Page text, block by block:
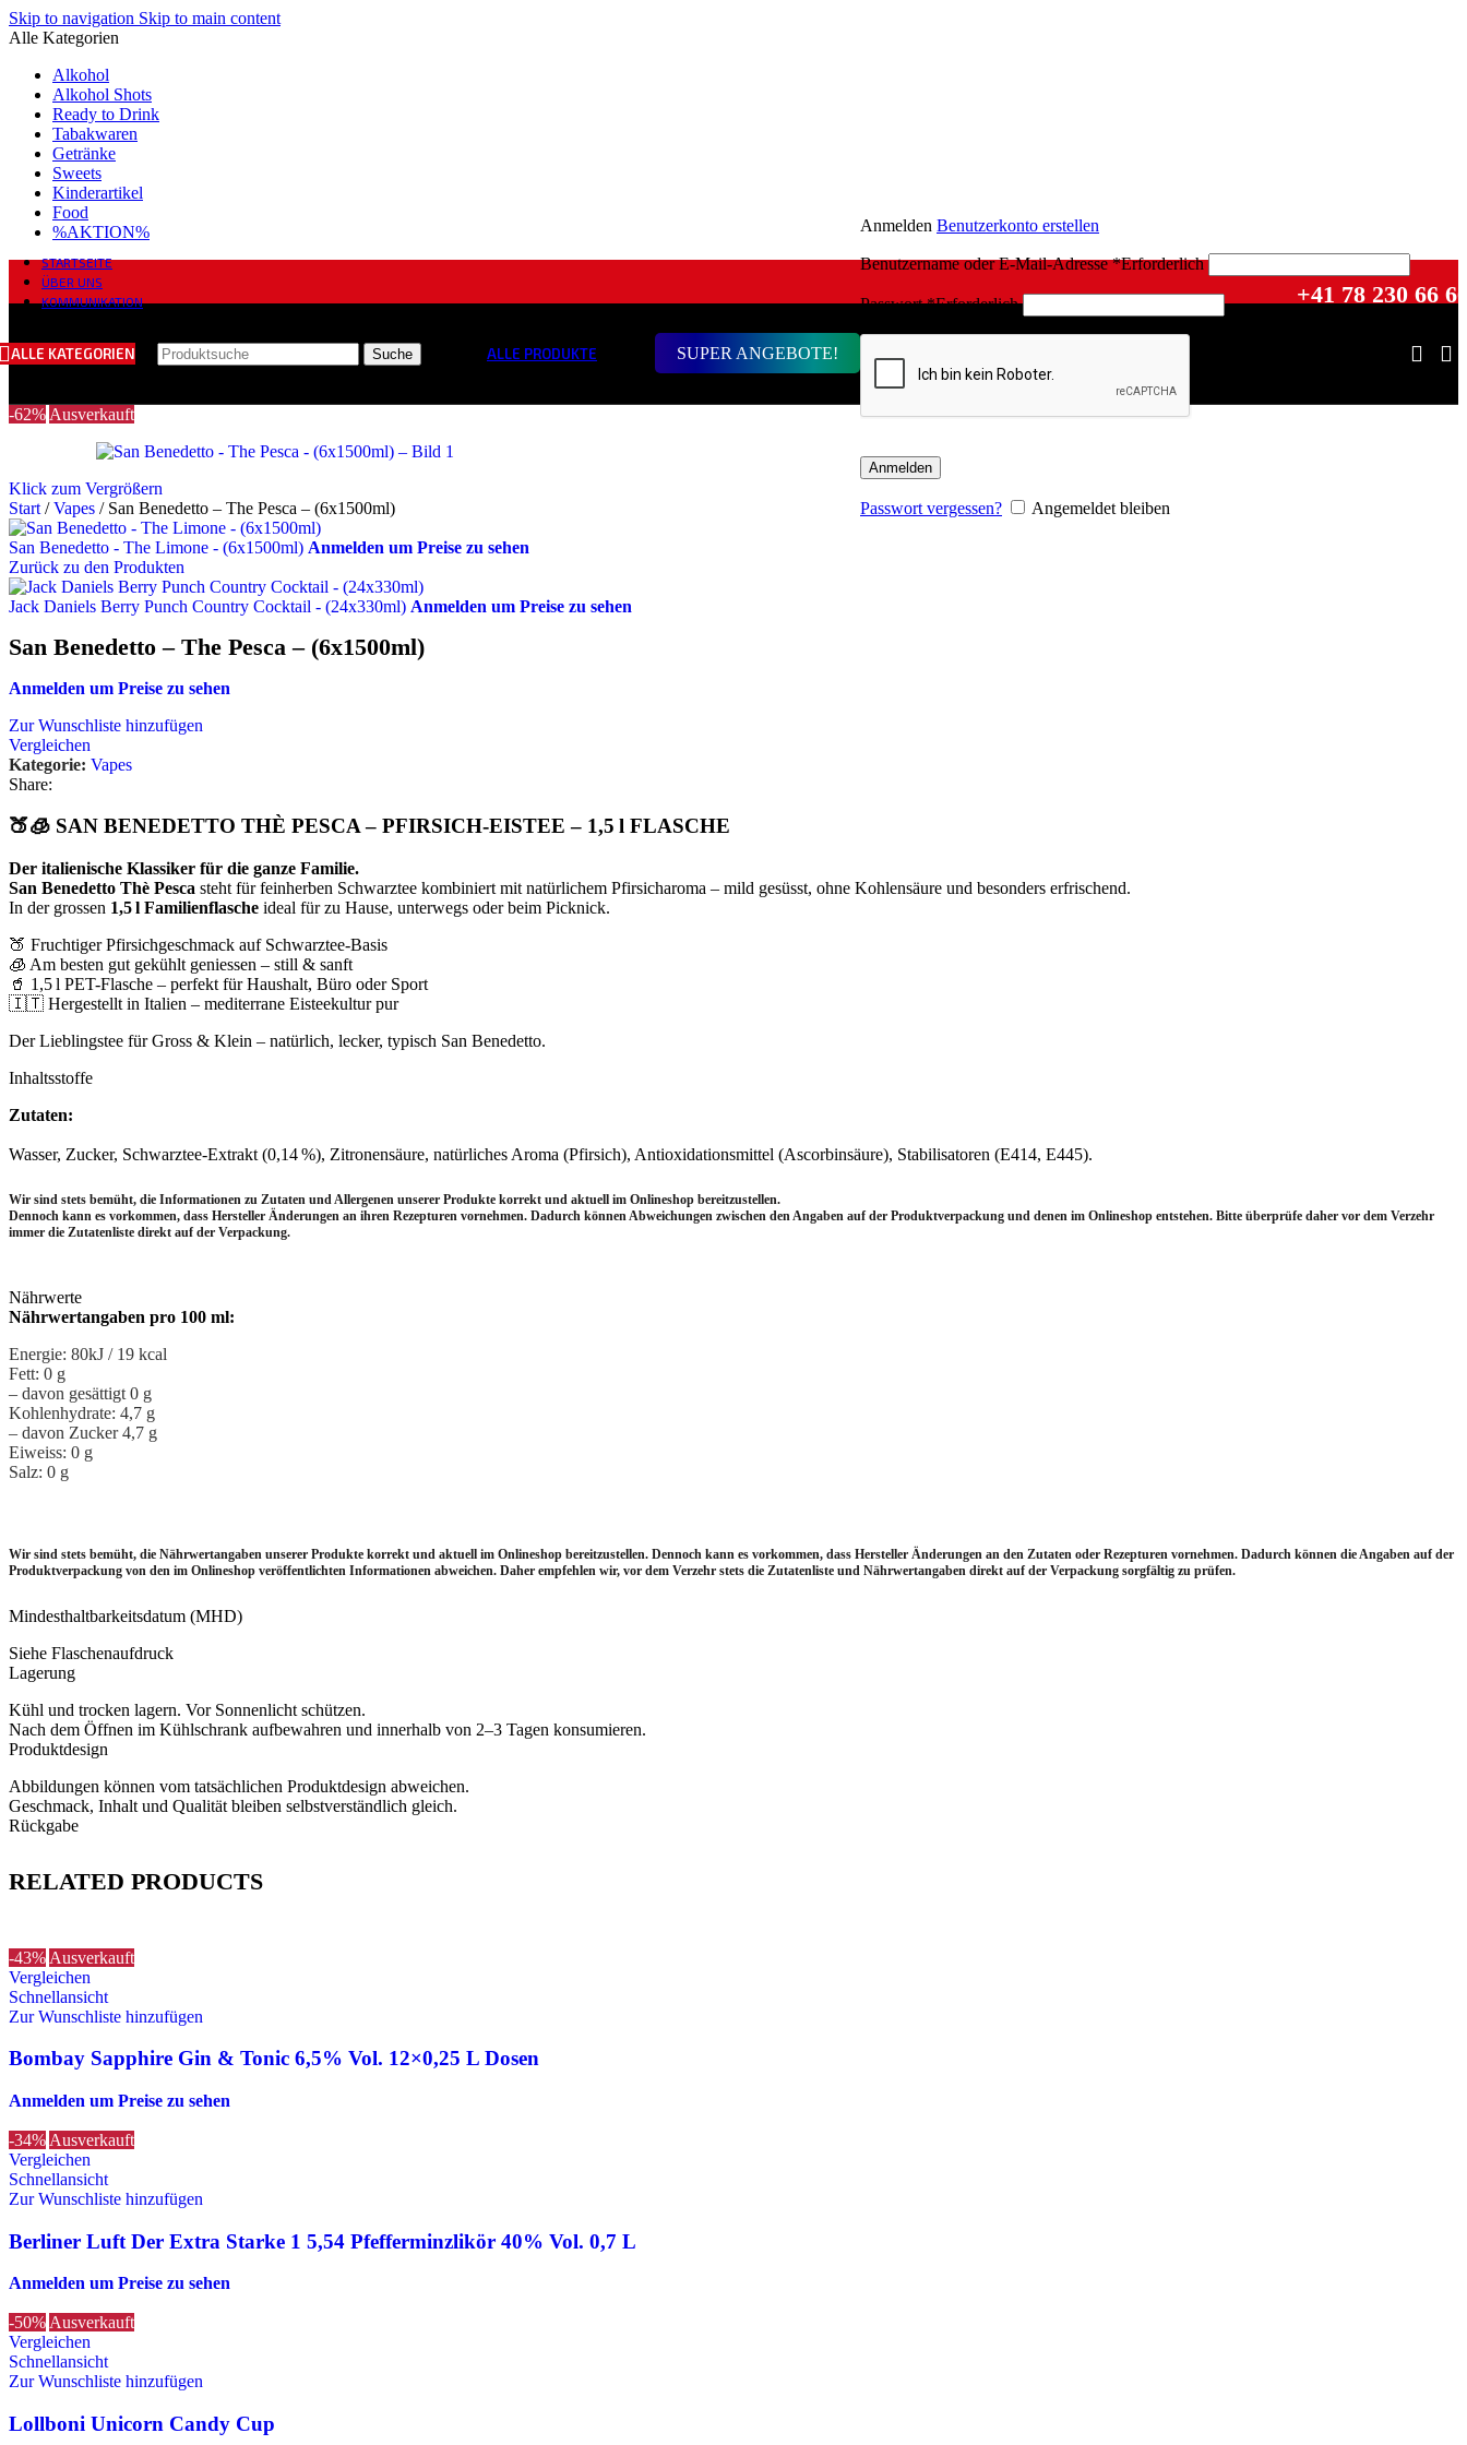
Skip to navigation Skip to main content
Alle Kategorien
Alkohol
Alkohol Shots
Ready to Drink
Tabakwaren
Getränke
Sweets
Kinderartikel
Food
%AKTION%
STARTSEITE
ÜBER UNS
KOMMUNIKATION
+41 78 230 66
ALLE KATEGORIEN Suche ALLE PRODUKTE SUPER ANGEBOTE!
Anmelden Benutzerkonto erstellen
Benutzername oder E-Mail-Adresse*Erforderlich
Passwort*Erforderlich
Anmelden
Passwort vergessen? Angemeldet bleiben
-62% Ausverkauft
Klick zum Vergrößern
Start / Vapes / San Benedetto – The Pesca – (6x1500ml)
San Benedetto - The Limone - (6x1500ml) Anmelden um Preise zu sehen
Zurück zu den Produkten
Jack Daniels Berry Punch Country Cocktail - (24x330ml) Anmelden um Preise zu sehen
San Benedetto – The Pesca – (6x1500ml)
Anmelden um Preise zu sehen
Zur Wunschliste hinzufügen
Vergleichen
Kategorie: Vapes
Share:
🍑🧊 SAN BENEDETTO THÈ PESCA – PFIRSICH-EISTEE – 1,5 l FLASCHE
Der italienische Klassiker für die ganze Familie.
San Benedetto Thè Pesca steht für feinherben Schwarztee kombiniert mit natürlichem Pfirsicharoma – mild gesüsst, ohne Kohlensäure und besonders erfrischend.
In der grossen 1,5 l Familienflasche ideal für zu Hause, unterwegs oder beim Picknick.
🍑 Fruchtiger Pfirsichgeschmack auf Schwarztee-Basis
🧊 Am besten gut gekühlt geniessen – still & sanft
🥤 1,5 l PET-Flasche – perfekt für Haushalt, Büro oder Sport
🇮🇹 Hergestellt in Italien – mediterrane Eisteekultur pur
Der Lieblingstee für Gross & Klein – natürlich, lecker, typisch San Benedetto.
Inhaltsstoffe
Zutaten:
Wasser, Zucker, Schwarztee-Extrakt (0,14 %), Zitronensäure, natürliches Aroma (Pfirsich), Antioxidationsmittel (Ascorbinsäure), Stabilisatoren (E414, E445).
Wir sind stets bemüht, die Informationen zu Zutaten und Allergenen unserer Produkte korrekt und aktuell im Onlineshop bereitzustellen.
Dennoch kann es vorkommen, dass Hersteller Änderungen an ihren Rezepturen vornehmen. Dadurch können Abweichungen zwischen den Angaben auf der Produktverpackung und denen im Onlineshop entstehen. Bitte überprüfe daher vor dem Verzehr
immer die Zutatenliste direkt auf der Verpackung.
Nährwerte
Nährwertangaben pro 100 ml:
Energie: 80kJ / 19 kcal
Fett: 0 g
– davon gesättigt 0 g
Kohlenhydrate: 4,7 g
– davon Zucker 4,7 g
Eiweiss: 0 g
Salz: 0 g
Wir sind stets bemüht, die Nährwertangaben unserer Produkte korrekt und aktuell im Onlineshop bereitzustellen. Dennoch kann es vorkommen, dass Hersteller Änderungen an den Zutaten oder Rezepturen vornehmen. Dadurch können die Angaben auf der
Produktverpackung von den im Onlineshop veröffentlichten Informationen abweichen. Daher empfehlen wir, vor dem Verzehr stets die Zutatenliste und Nährwertangaben direkt auf der Verpackung sorgfältig zu prüfen.
Mindesthaltbarkeitsdatum (MHD)
Siehe Flaschenaufdruck
Lagerung
Kühl und trocken lagern. Vor Sonnenlicht schützen.
Nach dem Öffnen im Kühlschrank aufbewahren und innerhalb von 2–3 Tagen konsumieren.
Produktdesign
Abbildungen können vom tatsächlichen Produktdesign abweichen.
Geschmack, Inhalt und Qualität bleiben selbstverständlich gleich.
Rückgabe
RELATED PRODUCTS
-43% Ausverkauft
Vergleichen
Schnellansicht
Zur Wunschliste hinzufügen
Bombay Sapphire Gin & Tonic 6,5% Vol. 12×0,25 L Dosen
Anmelden um Preise zu sehen
-34% Ausverkauft
Vergleichen
Schnellansicht
Zur Wunschliste hinzufügen
Berliner Luft Der Extra Starke 1 5,54 Pfefferminzlikör 40% Vol. 0,7 L
Anmelden um Preise zu sehen
-50%Ausverkauft
Vergleichen
Schnellansicht
Zur Wunschliste hinzufügen
Lollboni Unicorn Candy Cup